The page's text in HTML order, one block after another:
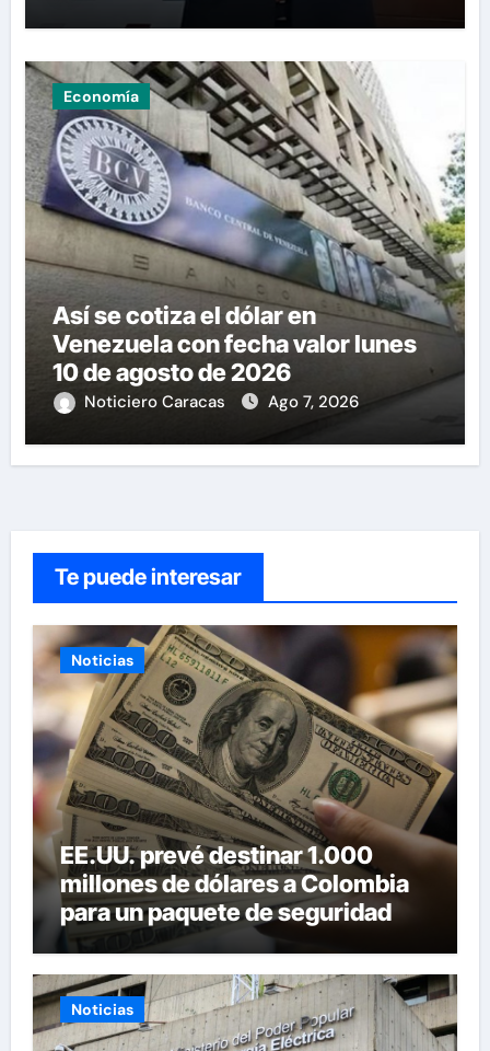
Economía
Así se cotiza el dólar en
Venezuela con fecha valor lunes
10 de agosto de 2026
Noticiero Caracas Ago 7, 2026
Te puede interesar
Noticias
EE.UU. prevé destinar 1.000
millones de dólares a Colombia
para un paquete de seguridad
Noticias